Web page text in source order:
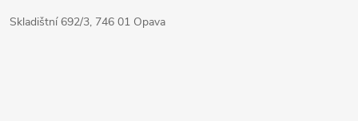
Skladištní 692/3, 746 01 Opava